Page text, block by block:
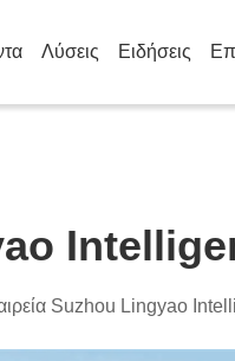
Λύσεις Ειδήσεις
Suzhou Lingyao